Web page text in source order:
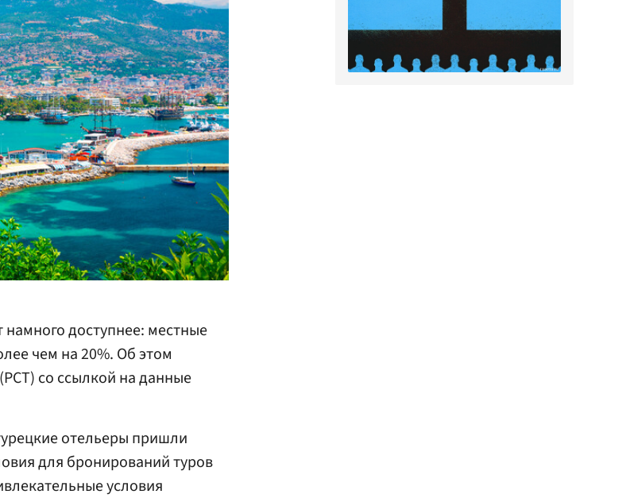
намного доступнее: местные
чем на 20%. Об этом
(РСТ) со ссылкой на данные
отельеры пришли
для бронирований туров
условия